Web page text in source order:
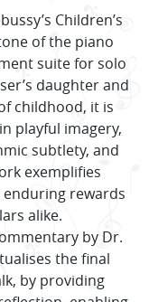
Children’s
of the piano
suite for solo
daughter and
childhood, it is
playful imagery,
subtlety, and
exemplifies
enduring rewards
alike.
by Dr.
the final
by providing